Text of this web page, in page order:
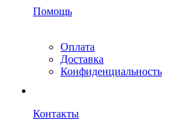
Помощь
Оплата
Доставка
Конфиденциальность
Контакты